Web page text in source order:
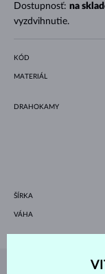
Dostupnosť: na
vyzdvihnutie.
KÓD
MATERIÁL
DRAHOKAMY
ŠÍRKA
VÁHA